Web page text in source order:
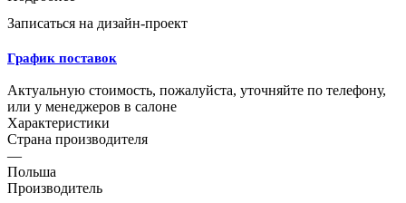
Записаться на дизайн-проект
График поставок
Актуальную стоимость, пожалуйста, уточняйте по телефону,
или у менеджеров в салоне
Характеристики
Страна производителя
—
Польша
Производитель